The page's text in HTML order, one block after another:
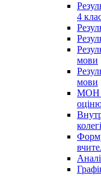
4
мови
мови
МОН